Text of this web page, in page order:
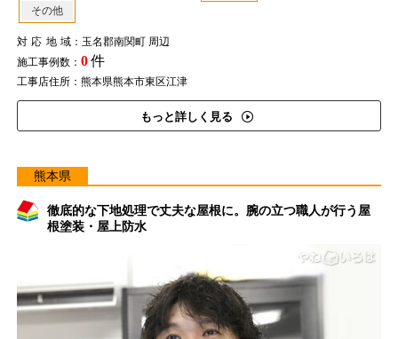
その他
対応地域：玉名郡南関町 周辺
施工事例数： 0件
工事店住所：熊本県熊本市東区江津
もっと詳しく見る
熊本県
徹底的な下地処理で丈夫な屋根に。腕の立つ職人が行う屋
根塗装・屋上防水